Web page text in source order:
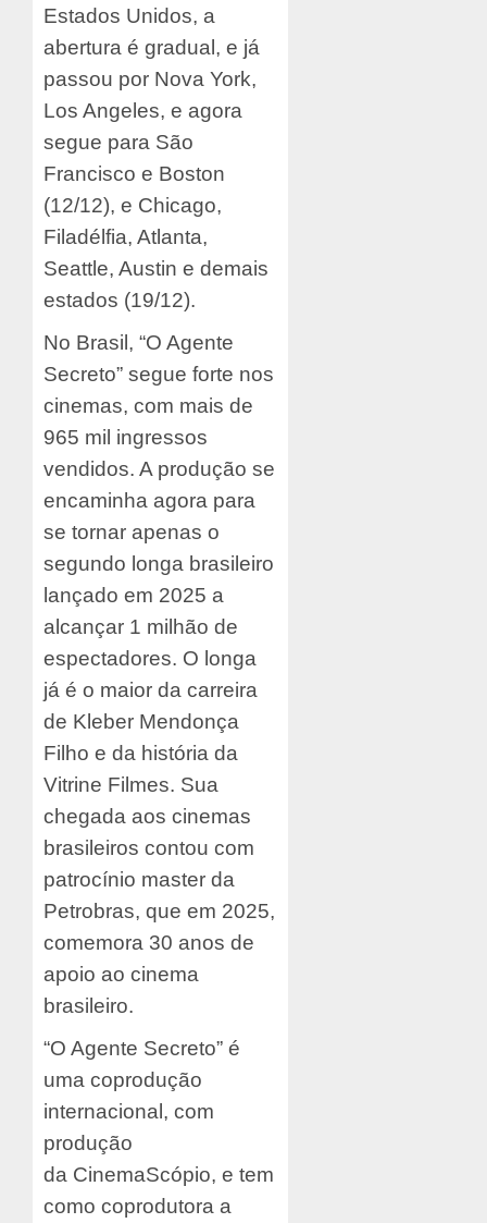
Estados Unidos, a
abertura é gradual, e já
passou por Nova York,
Los Angeles, e agora
segue para São
Francisco e Boston
(12/12), e Chicago,
Filadélfia, Atlanta,
Seattle, Austin e demais
estados (19/12).
No Brasil, “O Agente
Secreto” segue forte nos
cinemas, com mais de
965 mil ingressos
vendidos. A produção se
encaminha agora para
se tornar apenas o
segundo longa brasileiro
lançado em 2025 a
alcançar 1 milhão de
espectadores. O longa
já é o maior da carreira
de Kleber Mendonça
Filho e da história da
Vitrine Filmes. Sua
chegada aos cinemas
brasileiros contou com
patrocínio master da
Petrobras, que em 2025,
comemora 30 anos de
apoio ao cinema
brasileiro.
“O Agente Secreto” é
uma coprodução
internacional, com
produção
da CinemaScópio, e tem
como coprodutora a